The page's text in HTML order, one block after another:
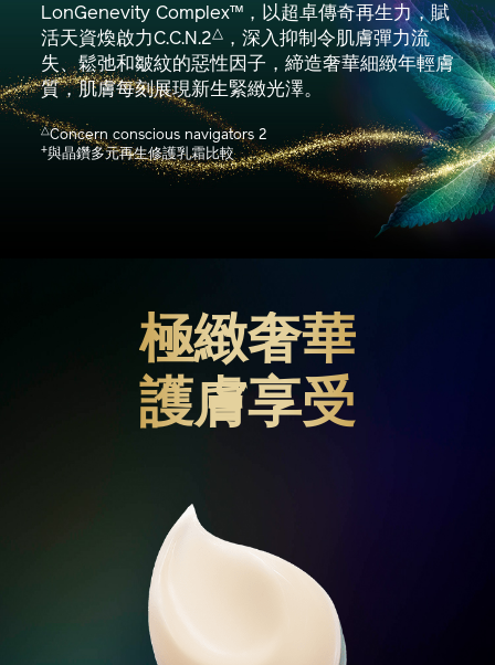
LonGenevity Complex™，以超卓傳奇再生力，賦
活天資煥啟力C.C.N.2△
，深入抑制令肌膚彈力流
失、鬆弛和皺紋的惡性因子，締造奢華細緻年輕膚
質，肌膚每刻展現新生緊緻光澤。
△Concern conscious navigators 2
+與晶鑽多元再生修護乳霜比較
極緻奢華
護膚享受